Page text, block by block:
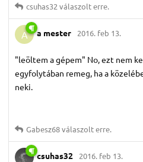
csuhas32 válaszolt erre.
A a mester 2016. feb 13.
"leöltem a gépem" No, ezt nem
egyfolytában remeg, ha a
neki.
Gabesz68válaszolt erre.
csuhas32 2016. feb 13.